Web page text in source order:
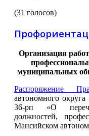
(31 голосов)
Организация
муниципальных
Распоряжение
автономного
36-рп «О
должностей,
Мансийском